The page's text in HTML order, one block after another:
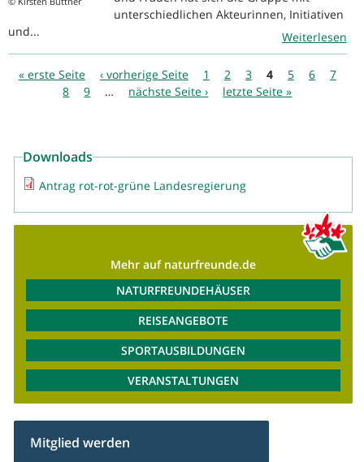
unterschiedlichen Akteurinnen, Initiativen
und...
Weiterlesen
Seiten
« erste Seite ‹ vorherige Seite 1 2 3 4 5 6
7
8
9 … nächste Seite › letzte Seite »
Downloads
Antrag rot-rot-grüne Landesregierung
Mehr auf naturfreunde.de
NATURFREUNDEHÄUSER
REISEANGEBOTE
SPORTAUSBILDUNGEN
VERANSTALTUNGEN
Mitglied werden